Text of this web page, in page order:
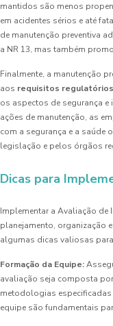
mantidos são menos
em acidentes sérios e até
de manutenção preventiva
a NR 13, mas também
Finalmente, a manutenção
aos requisitos regulatórios
os aspectos de segurança
ações de manutenção, as
com a segurança e a saúde
legislação e pelos órgãos
Dicas para
Implementar a Avaliação de
planejamento, organização
algumas dicas valiosas
Formação da Equipe:
avaliação seja composta
metodologias especificadas
equipe são fundamentais